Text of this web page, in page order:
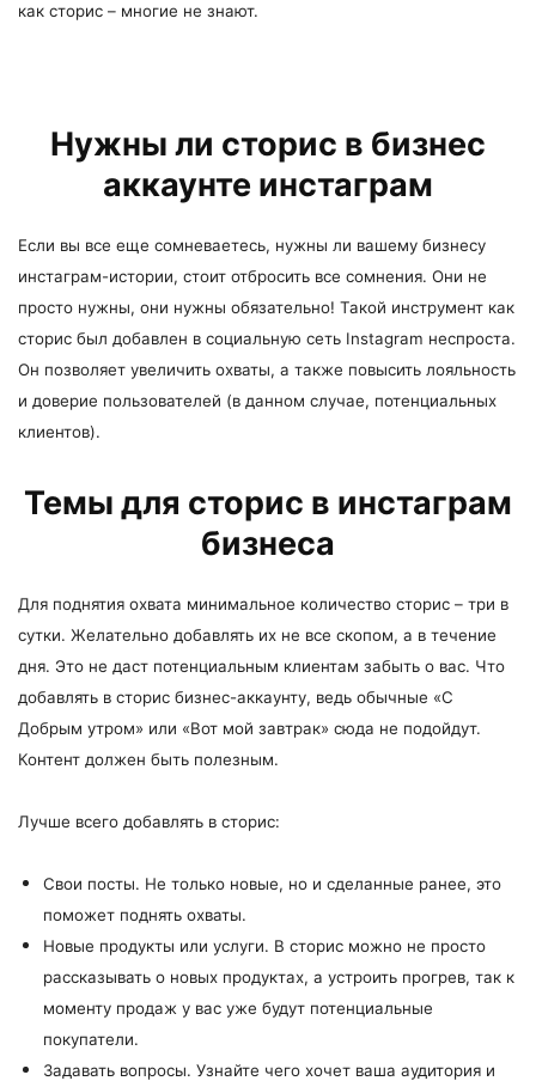
как сторис – многие не знают.
Нужны ли сторис в бизнес
аккаунте инстаграм
Если вы все еще сомневаетесь, нужны ли вашему бизнесу
инстаграм-истории, стоит отбросить все сомнения. Они не
просто нужны, они нужны обязательно! Такой инструмент как
сторис был добавлен в социальную сеть Instagram неспроста.
Он позволяет увеличить охваты, а также повысить лояльность
и доверие пользователей (в данном случае, потенциальных
клиентов).
Темы для сторис в инстаграм
бизнеса
Для поднятия охвата минимальное количество сторис – три в
сутки. Желательно добавлять их не все скопом, а в течение
дня. Это не даст потенциальным клиентам забыть о вас. Что
добавлять в сторис бизнес-аккаунту, ведь обычные «С
Добрым утром» или «Вот мой завтрак» сюда не подойдут.
Контент должен быть полезным.
Лучше всего добавлять в сторис:
Свои посты. Не только новые, но и сделанные ранее, это
поможет поднять охваты.
Новые продукты или услуги. В сторис можно не просто
рассказывать о новых продуктах, а устроить прогрев, так к
моменту продаж у вас уже будут потенциальные
покупатели.
Задавать вопросы. Узнайте чего хочет ваша аудитория и